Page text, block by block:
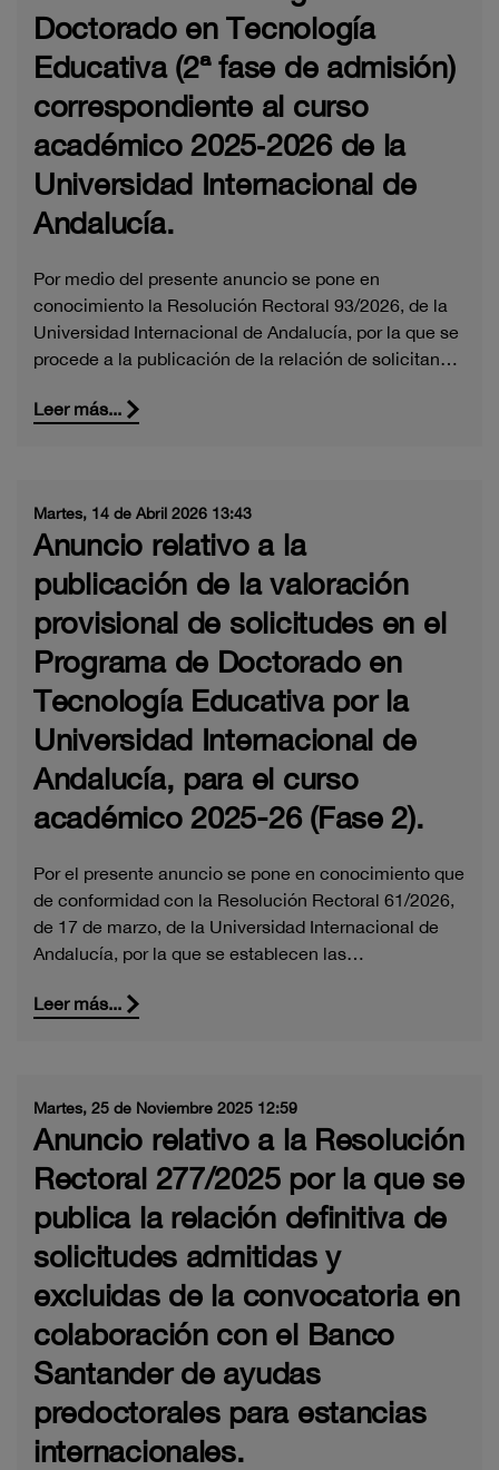
Doctorado en Tecnología
Educativa (2ª fase de admisión)
correspondiente al curso
académico 2025‑2026 de la
Universidad Internacional de
Andalucía.
Por medio del presente anuncio se pone en
conocimiento la Resolución Rectoral 93/2026, de la
Universidad Internacional de Andalucía, por la que se
procede a la publicación de la relación de solicitan…
Leer más...
Martes, 14 de Abril 2026 13:43
Anuncio relativo a la
publicación de la valoración
provisional de solicitudes en el
Programa de Doctorado en
Tecnología Educativa por la
Universidad Internacional de
Andalucía, para el curso
académico 2025-26 (Fase 2).
Por el presente anuncio se pone en conocimiento que
de conformidad con la Resolución Rectoral 61/2026,
de 17 de marzo, de la Universidad Internacional de
Andalucía, por la que se establecen las…
Leer más...
Martes, 25 de Noviembre 2025 12:59
Anuncio relativo a la Resolución
Rectoral 277/2025 por la que se
publica la relación definitiva de
solicitudes admitidas y
excluidas de la convocatoria en
colaboración con el Banco
Santander de ayudas
predoctorales para estancias
internacionales.